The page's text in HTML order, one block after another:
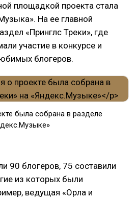
площадкой проекта стала
На ее главной
«Принглс Треки», где
участие в конкурсе и
блогеров.
была собрана в разделе
90 блогеров, 75 составили
из которых были
ведущая «Орла и